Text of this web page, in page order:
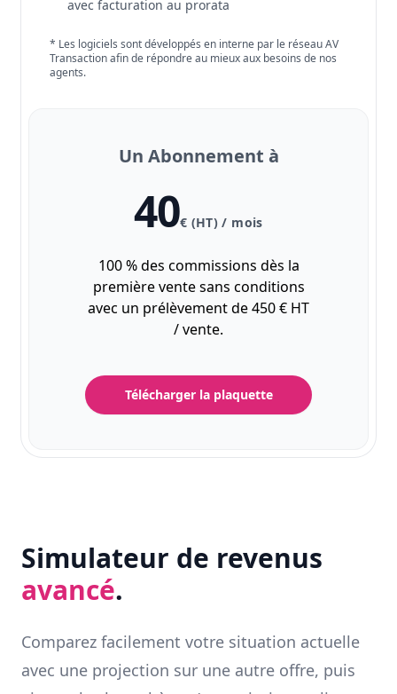
avec facturation au prorata
* Les logiciels sont développés en interne par le réseau AV
Transaction afin de répondre au mieux aux besoins de nos
agents.
Un Abonnement à
40€ (HT) / mois
100 % des commissions dès la
première vente sans conditions
avec un prélèvement de 450 € HT
/ vente.
Télécharger la plaquette
Simulateur de revenus
avancé.
Comparez facilement votre situation actuelle
avec une projection sur une autre offre, puis